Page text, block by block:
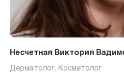
Несчетная Виктория
Дерматолог, Косметолог